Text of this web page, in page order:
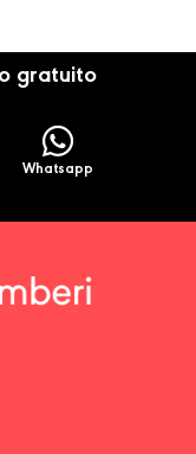
gratuito
Whatsapp